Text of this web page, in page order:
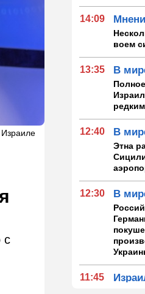
с
14:09
воем
13:35 В
12:40 В
Этна
12:30 В
11:45